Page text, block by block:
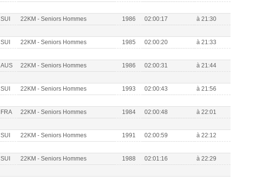
SUI 22KM - Seniors Hommes 1986 02:00:17 à 21:30
SUI 22KM - Seniors Hommes 1985 02:00:20 à 21:33
AUS 22KM - Seniors Hommes 1986 02:00:31 à 21:44
SUI 22KM - Seniors Hommes 1993 02:00:43 à 21:56
FRA 22KM - Seniors Hommes 1984 02:00:48 à 22:01
SUI 22KM - Seniors Hommes 1991 02:00:59 à 22:12
SUI 22KM - Seniors Hommes 1988 02:01:16 à 22:29